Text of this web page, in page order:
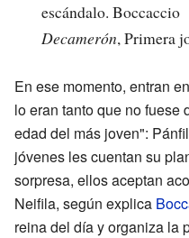
escándalo. Boccaccio
Decamerón, Primera
En ese momento, entran
lo eran tanto que no fuese
edad del más joven":
jóvenes les cuentan su
sorpresa, ellos aceptan
Neifila, según explica
reina del día y organiza la